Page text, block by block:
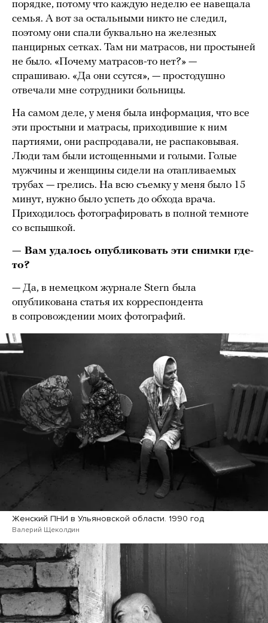
порядке, потому что каждую неделю ее навещала
семья. А вот за остальными никто не следил,
поэтому они спали буквально на железных
панцирных сетках. Там ни матрасов, ни простыней
не было. «Почему матрасов-то нет?» —
спрашиваю. «Да они ссутся», — простодушно
отвечали мне сотрудники больницы.
На самом деле, у меня была информация, что все
эти простыни и матрасы, приходившие к ним
партиями, они распродавали, не распаковывая.
Люди там были истощенными и голыми. Голые
мужчины и женщины сидели на отапливаемых
трубах — грелись. На всю съемку у меня было 15
минут, нужно было успеть до обхода врача.
Приходилось фотографировать в полной темноте
со вспышкой.
— Вам удалось опубликовать эти снимки где-
то?
— Да, в немецком журнале Stern была
опубликована статья их корреспондента
в сопровождении моих фотографий.
Женский ПНИ в Ульяновской области. 1990 год
Валерий Щеколдин